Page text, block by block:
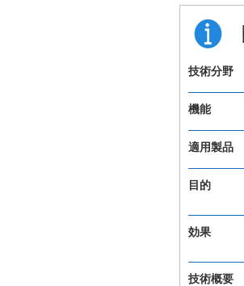
技術分野
機能
適用製品
目的
効果
技術概要